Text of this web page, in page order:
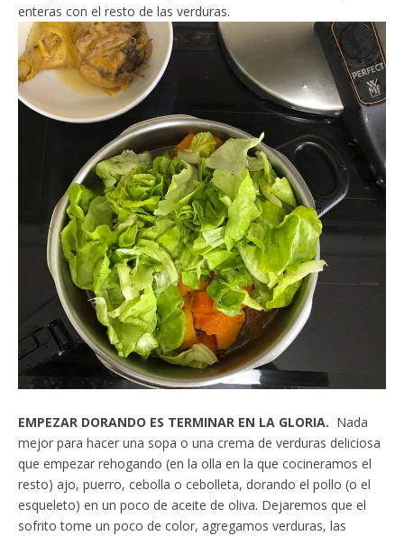
enteras con el resto de las verduras.
EMPEZAR DORANDO ES TERMINAR EN LA GLORIA. Nada
mejor para hacer una sopa o una crema de verduras deliciosa
que empezar rehogando (en la olla en la que cocineramos el
resto) ajo, puerro, cebolla o cebolleta, dorando el pollo (o el
esqueleto) en un poco de aceite de oliva. Dejaremos que el
sofrito tome un poco de color, agregamos verduras, las